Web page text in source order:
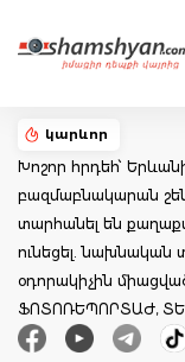
կարևոր
Խոշոր հրդեհ՝
բազմաբնակարան
տարհանել են
ունեցել. նախնական
օդորակիչին
ՖՈՏՈՌԵՊՈՐՏԱԺ,